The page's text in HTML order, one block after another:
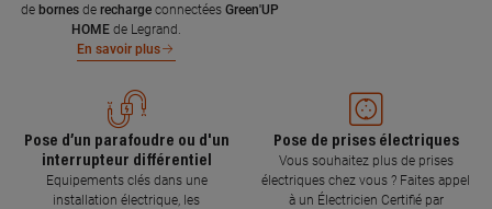
de bornes de recharge connectées Green'UP
HOME de Legrand.
En savoir plus
Pose d’un parafoudre ou d'un
interrupteur différentiel
Equipements clés dans une
installation électrique, les
Pose de prises électriques
Vous souhaitez plus de prises
électriques chez vous ? Faites appel
à un Électricien Certifié par